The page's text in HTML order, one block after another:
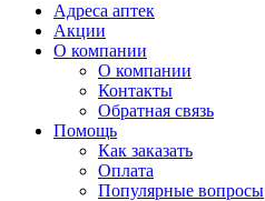
Адреса аптек
Акции
О компании
О компании
Контакты
Обратная связь
Помощь
Как заказать
Оплата
Популярные вопросы